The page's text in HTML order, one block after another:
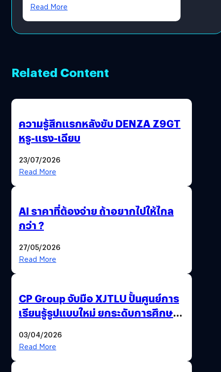
Read More
Related Content
ความรู้สึกแรกหลังขับ DENZA Z9GT
หรู-แรง-เฉียบ
23/07/2026
Read More
AI ราคาที่ต้องจ่าย ถ้าอยากไปให้ไกล
กว่า ?
27/05/2026
Read More
CP Group จับมือ XJTLU ปั้นศูนย์การ
เรียนรู้รูปแบบใหม่ ยกระดับการศึกษา
03/04/2026
Read More